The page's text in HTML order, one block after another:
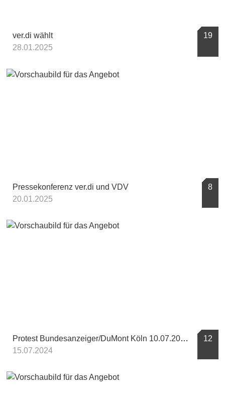
ver.di wählt
28.01.2025
19
Pressekonferenz ver.di und VDV
20.01.2025
8
Protest Bundesanzeiger/DuMont Köln 10.07.2024
15.07.2024
12